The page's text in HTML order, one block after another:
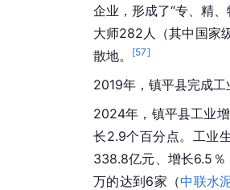
企业，形成了“专、精
大师282人（其中国家
散地。
[57]
2019年，镇平县完成
2024年，镇平县工业
长2.9个百分点。工业
338.8亿元、增长6.5％
万的达到6家（中联水